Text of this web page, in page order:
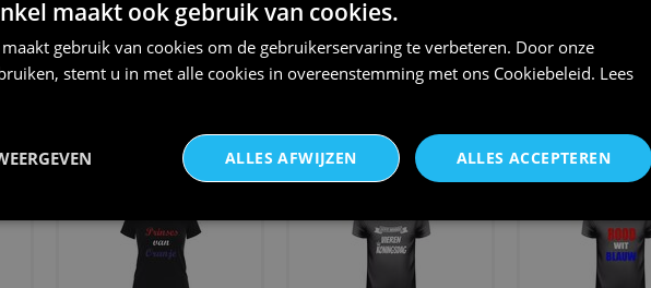
Hoge hoed clown met leuke
Gele hoge hoed clown met
€ 12,95
Horror clown
€ 37,95
NIEUW IN DE COLLECTIE
maakt ook gebruik van cookies.
gebruik van cookies om de gebruikerservaring te verbeteren. Door onze
stemt u in met alle cookies in overeenstemming met ons Cookiebeleid. Lees
ALLES ACCEPTEREN
ALLES AFWIJZEN